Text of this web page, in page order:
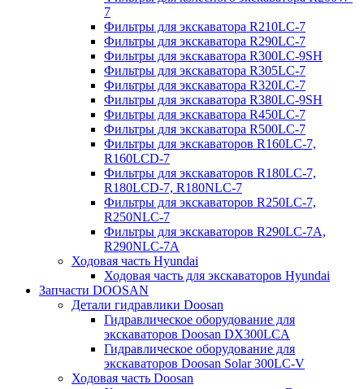
7
Фильтры для экскаватора R210LC-7
Фильтры для экскаватора R290LC-7
Фильтры для экскаватора R300LC-9SH
Фильтры для экскаватора R305LC-7
Фильтры для экскаватора R320LC-7
Фильтры для экскаватора R380LC-9SH
Фильтры для экскаватора R450LC-7
Фильтры для экскаватора R500LC-7
Фильтры для экскаваторов R160LC-7,
R160LCD-7
Фильтры для экскаваторов R180LC-7,
R180LCD-7, R180NLC-7
Фильтры для экскаваторов R250LC-7,
R250NLC-7
Фильтры для экскаваторов R290LC-7A,
R290NLC-7A
Ходовая часть Hyundai
Ходовая часть для экскаваторов Hyundai
Запчасти DOOSAN
Детали гидравлики Doosan
Гидравлическое оборудование для
экскаваторов Doosan DX300LCA
Гидравлическое оборудование для
экскаваторов Doosan Solar 300LC-V
Ходовая часть Doosan